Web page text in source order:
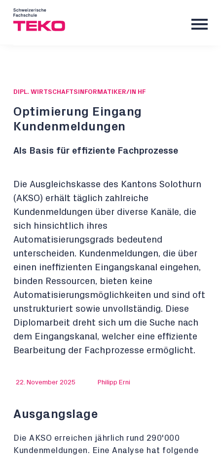
DIPL. WIRTSCHAFTSINFORMATIKER/IN HF
Optimierung Eingang
Kundenmeldungen
Als Basis für effiziente Fachprozesse
Die Ausgleichskasse des Kantons Solothurn
(AKSO) erhält täglich zahlreiche
Kundenmeldungen über diverse Kanäle, die
sich hinsichtlich ihres
Automatisierungsgrads bedeutend
unterscheiden. Kundenmeldungen, die über
einen ineffizienten Eingangskanal eingehen,
binden Ressourcen, bieten keine
Automatisierungsmöglichkeiten und sind oft
unstrukturiert sowie unvollständig. Diese
Diplomarbeit dreht sich um die Suche nach
dem Eingangskanal, welcher eine effiziente
Bearbeitung der Fachprozesse ermöglicht.
22. November 2025 Philipp Erni
Ausgangslage
Die AKSO erreichen jährlich rund 290'000
Kundenmeldungen. Eine Analyse hat folgende